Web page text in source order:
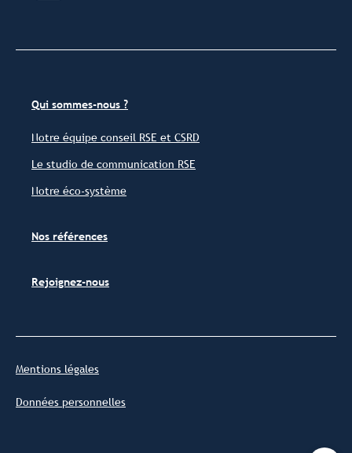
Qui sommes-nous ?
Notre équipe conseil RSE et CSRD
Le studio de communication RSE
Notre éco-système
Nos références
Rejoignez-nous
Mentions légales
Données personnelles